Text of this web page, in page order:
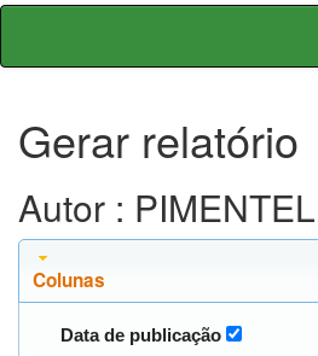
Skip
Gerar relatório
Autor :
Colunas
Data de publicação